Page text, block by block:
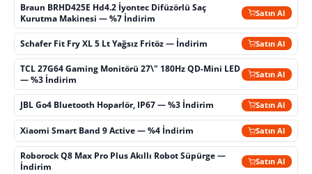
Braun BRHD425E Hd4.2 İyontec Difüzörlü Saç
Kurutma Makinesi — %7 İndirim
Satın Al
Schafer Fit Fry XL 5 Lt Yağsız Fritöz — İndirim Satın Al
TCL 27G64 Gaming Monitörü 27\" 180Hz QD-Mini LED
— %3 İndirim
Satın Al
JBL Go4 Bluetooth Hoparlör, IP67 — %3 İndirim Satın Al
Xiaomi Smart Band 9 Active — %4 İndirim Satın Al
Roborock Q8 Max Pro Plus Akıllı Robot Süpürge —
İndirim
Satın Al